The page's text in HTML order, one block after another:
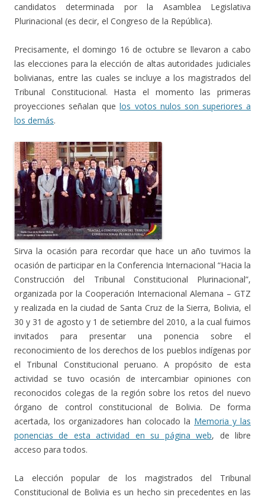
candidatos determinada por la Asamblea Legislativa
Plurinacional (es decir, el Congreso de la República).
Precisamente, el domingo 16 de octubre se llevaron a cabo
las elecciones para la elección de altas autoridades judiciales
bolivianas, entre las cuales se incluye a los magistrados del
Tribunal Constitucional. Hasta el momento las primeras
proyecciones señalan quelos votos nulos son superiores a
los demás.
Sirva la ocasión para recordar que hace un año tuvimos la
ocasión de participar en la Conferencia Internacional “Hacia la
Construcción del Tribunal Constitucional Plurinacional”,
organizada por la Cooperación Internacional Alemana – GTZ
y realizada en la ciudad de Santa Cruz de la Sierra, Bolivia, el
30 y 31 de agosto y 1 de setiembre del 2010, a la cual fuimos
invitados para presentar una ponencia sobre el
reconocimiento de los derechos de los pueblos indígenas por
el Tribunal Constitucional peruano. A propósito de esta
actividad se tuvo ocasión de intercambiar opiniones con
reconocidos colegas de la región sobre los retos del nuevo
órgano de control constitucional de Bolivia. De forma
acertada, los organizadores han colocado la Memoria y las
ponencias de esta actividad en su página web, de libre
acceso para todos.
La elección popular de los magistrados del Tribunal
Constitucional de Bolivia es un hecho sin precedentes en las